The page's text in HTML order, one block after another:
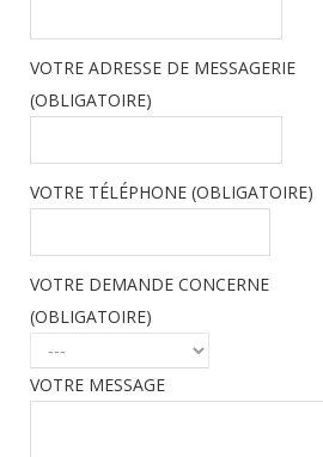
VOTRE ADRESSE DE MESSAGERIE
(OBLIGATOIRE)
VOTRE TÉLÉPHONE (OBLIGATOIRE)
VOTRE DEMANDE CONCERNE
(OBLIGATOIRE)
VOTRE MESSAGE